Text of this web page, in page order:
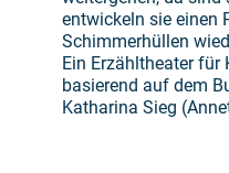
entwickeln sie einen
Schimmerhüllen
Ein Erzähltheater für
basierend auf dem
Katharina Sieg